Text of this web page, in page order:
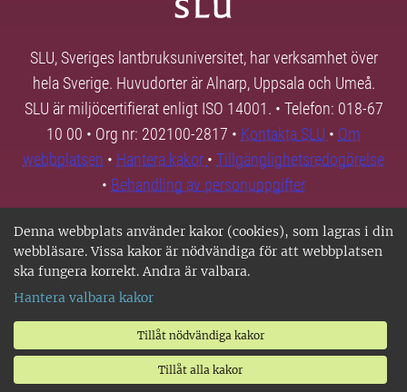
Denna webbplats använder kakor (cookies), som lagras i din
webbläsare. Vissa kakor är nödvändiga för att webbplatsen
ska fungera korrekt. Andra är valbara.
Hantera valbara kakor
Tillåt nödvändiga kakor
Tillåt alla kakor
SLU, Sveriges lantbruksuniversitet, har verksamhet över
hela Sverige. Huvudorter är Alnarp, Uppsala och Umeå.
SLU är miljöcertifierat enligt ISO 14001. • Telefon: 018-67
10 00 • Org nr: 202100-2817 • Kontakta SLU • Om
webbplatsen • Hantera kakor • Tillgänglighetsredogörelse
• Behandling av personuppgifter